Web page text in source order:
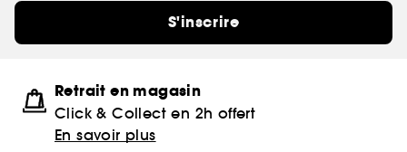
S'inscrire
Retrait en magasin
Click & Collect en 2h offert
En savoir plus